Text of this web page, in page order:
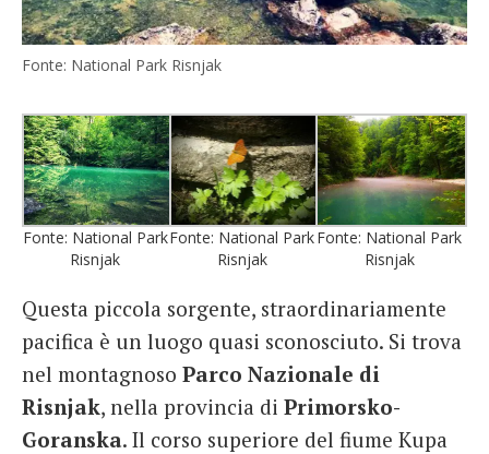
Fonte: National Park Risnjak
Fonte: National Park
Risnjak
Fonte: National Park
Risnjak
Fonte: National Park
Risnjak
Questa piccola sorgente, straordinariamente
pacifica è un luogo quasi sconosciuto. Si trova
nel montagnoso Parco Nazionale di
Risnjak, nella provincia di Primorsko-
Goranska. Il corso superiore del fiume Kupa